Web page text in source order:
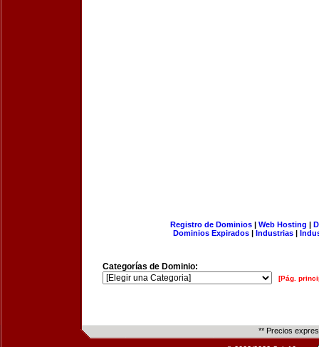
Registro de Dominios| Web Hosting |
Dominios Expirados | Industrias |
Categorías de Dominio:
[Pág.
** Precios